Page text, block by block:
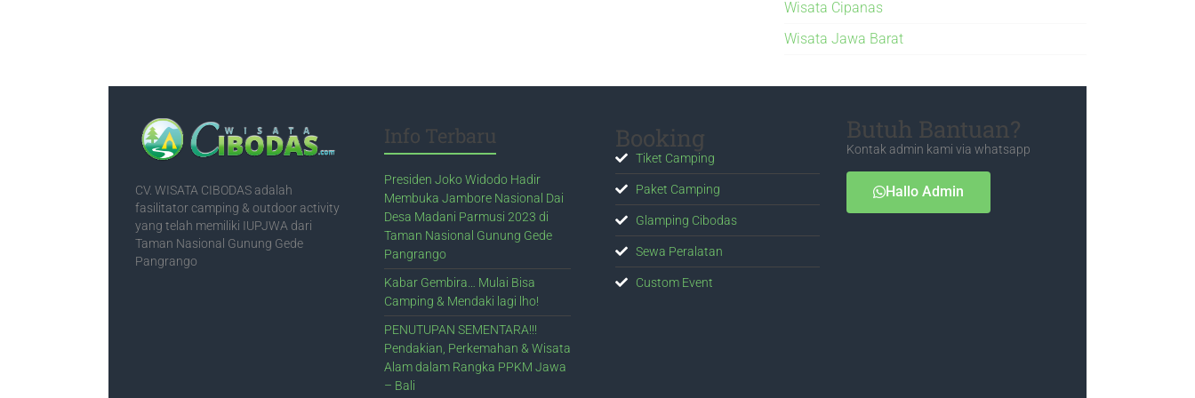
Wisata Cipanas
Wisata Jawa Barat
CV. WISATA CIBODAS adalah
fasilitator camping & outdoor activity
yang telah memiliki IUPJWA dari
Taman Nasional Gunung Gede
Pangrango
Info Terbaru
Presiden Joko Widodo Hadir
Membuka Jambore Nasional Dai
Desa Madani Parmusi 2023 di
Taman Nasional Gunung Gede
Pangrango
Kabar Gembira… Mulai Bisa
Camping & Mendaki lagi lho!
PENUTUPAN SEMENTARA!!!
Pendakian, Perkemahan & Wisata
Alam dalam Rangka PPKM Jawa
– Bali
Booking
Tiket Camping
Paket Camping
Glamping Cibodas
Sewa Peralatan
Custom Event
Butuh Bantuan?
Kontak admin kami via whatsapp
Hallo Admin